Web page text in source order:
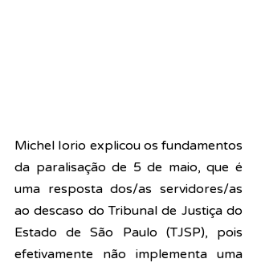
Michel Iorio explicou os fundamentos
da paralisação de 5 de maio, que é
uma resposta dos/as servidores/as
ao descaso do Tribunal de Justiça do
Estado de São Paulo (TJSP), pois
efetivamente não implementa uma